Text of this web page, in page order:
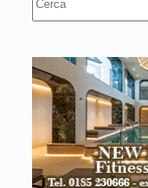
risultato